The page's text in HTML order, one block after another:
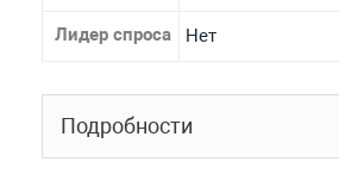
Лидер спроса Нет
Подробности